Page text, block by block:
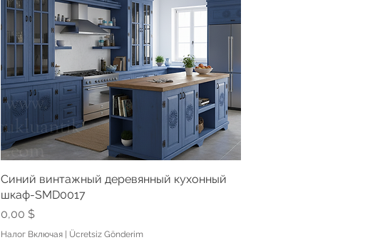
Синий винтажный деревянный кухонный
шкаф-SMD0017
Цена
0,00 $
Налог Включая| Ücretsiz Gönderim